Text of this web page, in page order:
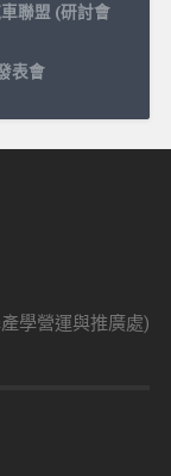
聯盟 (研討會
表會
學營運與推廣處)